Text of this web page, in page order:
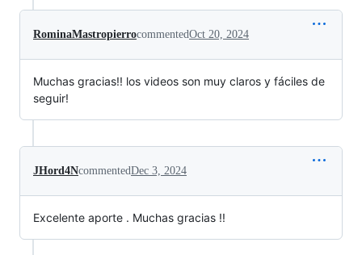
RominaMastropierrocommentedOct 20, 2024
Muchas gracias!! los videos son muy claros y fáciles de
seguir!
JHord4NcommentedDec 3, 2024
Excelente aporte . Muchas gracias !!